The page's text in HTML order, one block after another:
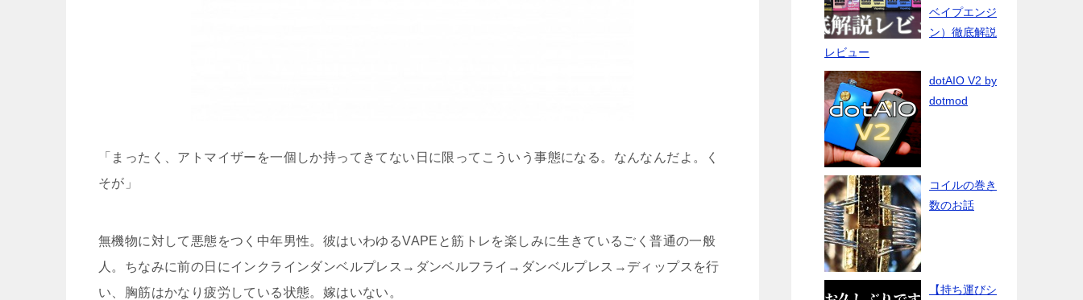
「まったく、アトマイザーを一個しか持ってきてない日に限ってこういう事態になる。なんなんだよ。く
そが」
無機物に対して悪態をつく中年男性。彼はいわゆるVAPEと筋トレを楽しみに生きているごく普通の一般
人。ちなみに前の日にインクラインダンベルプレス→ダンベルフライ→ダンベルプレス→ディップスを行
い、胸筋はかなり疲労している状態。嫁はいない。
ベイプエンジ
ン）徹底解説
レビュー
dotAIO V2 by
dotmod
コイルの巻き
数のお話
【持ち運びシ